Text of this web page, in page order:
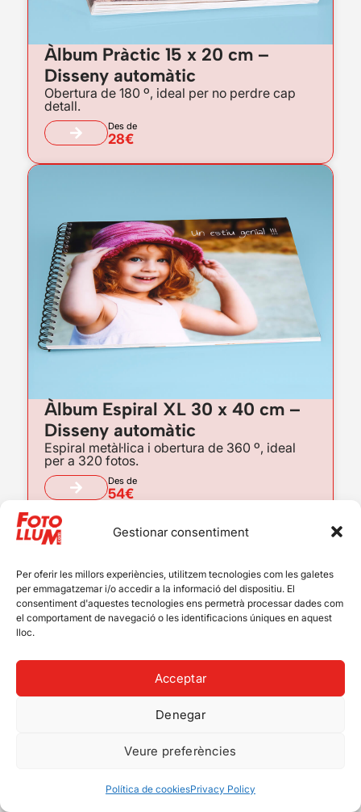
Gestionar consentiment
Per oferir les millors experiències, utilitzem tecnologies com les galetes
per emmagatzemar i/o accedir a la informació del dispositiu. El
consentiment d'aquestes tecnologies ens permetrà processar dades com
el comportament de navegació o les identificacions úniques en aquest
lloc.
Acceptar
Denegar
Veure preferències
Política de cookiesPrivacy Policy
Àlbum Pràctic 15 x 20 cm –
Disseny automàtic
Obertura de 180 º, ideal per no perdre cap
detall.
Des de
28€
Àlbum Espiral XL 30 x 40 cm –
Disseny automàtic
Espiral metàl·lica i obertura de 360 º, ideal
per a 320 fotos.
Des de
54€
Àlbum Espiral Clàssic 20 x 30
cm – Disseny automàtic
Espiral metàl·lica i obertura de 360 º, ideal